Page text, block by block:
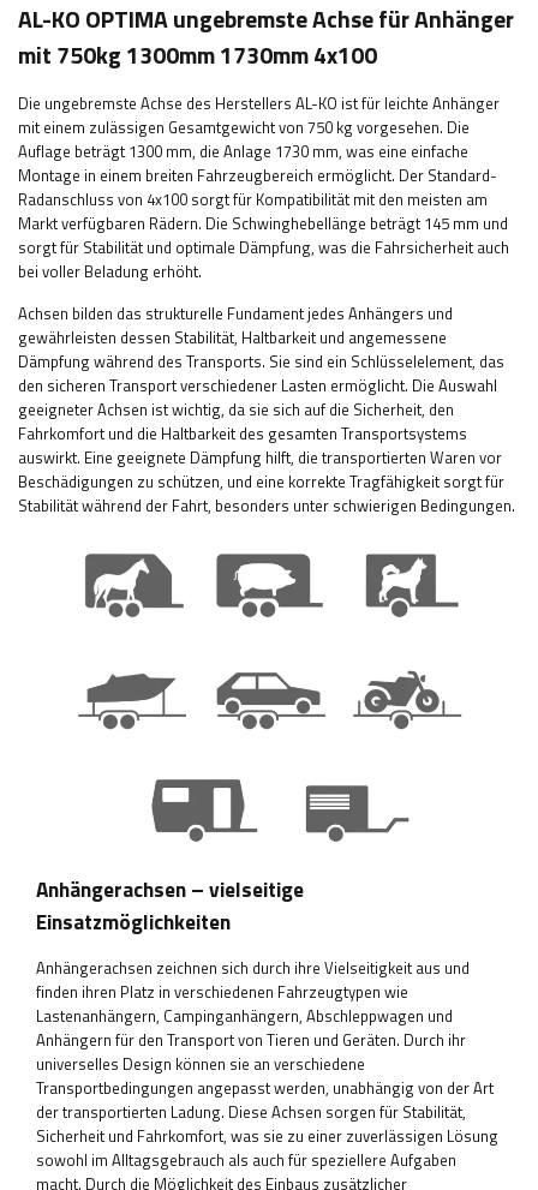
AL-KO OPTIMA ungebremste Achse für Anhänger
mit 750kg 1300mm 1730mm 4x100
Die ungebremste Achse des Herstellers AL-KO ist für leichte Anhänger
mit einem zulässigen Gesamtgewicht von 750 kg vorgesehen. Die
Auflage beträgt 1300 mm, die Anlage 1730 mm, was eine einfache
Montage in einem breiten Fahrzeugbereich ermöglicht. Der Standard-
Radanschluss von 4x100 sorgt für Kompatibilität mit den meisten am
Markt verfügbaren Rädern. Die Schwinghebellänge beträgt 145 mm und
sorgt für Stabilität und optimale Dämpfung, was die Fahrsicherheit auch
bei voller Beladung erhöht.
Achsen bilden das strukturelle Fundament jedes Anhängers und
gewährleisten dessen Stabilität, Haltbarkeit und angemessene
Dämpfung während des Transports. Sie sind ein Schlüsselelement, das
den sicheren Transport verschiedener Lasten ermöglicht. Die Auswahl
geeigneter Achsen ist wichtig, da sie sich auf die Sicherheit, den
Fahrkomfort und die Haltbarkeit des gesamten Transportsystems
auswirkt. Eine geeignete Dämpfung hilft, die transportierten Waren vor
Beschädigungen zu schützen, und eine korrekte Tragfähigkeit sorgt für
Stabilität während der Fahrt, besonders unter schwierigen Bedingungen.
Anhängerachsen – vielseitige
Einsatzmöglichkeiten
Anhängerachsen zeichnen sich durch ihre Vielseitigkeit aus und
finden ihren Platz in verschiedenen Fahrzeugtypen wie
Lastenanhängern, Campinganhängern, Abschleppwagen und
Anhängern für den Transport von Tieren und Geräten. Durch ihr
universelles Design können sie an verschiedene
Transportbedingungen angepasst werden, unabhängig von der Art
der transportierten Ladung. Diese Achsen sorgen für Stabilität,
Sicherheit und Fahrkomfort, was sie zu einer zuverlässigen Lösung
sowohl im Alltagsgebrauch als auch für speziellere Aufgaben
macht. Durch die Möglichkeit des Einbaus zusätzlicher